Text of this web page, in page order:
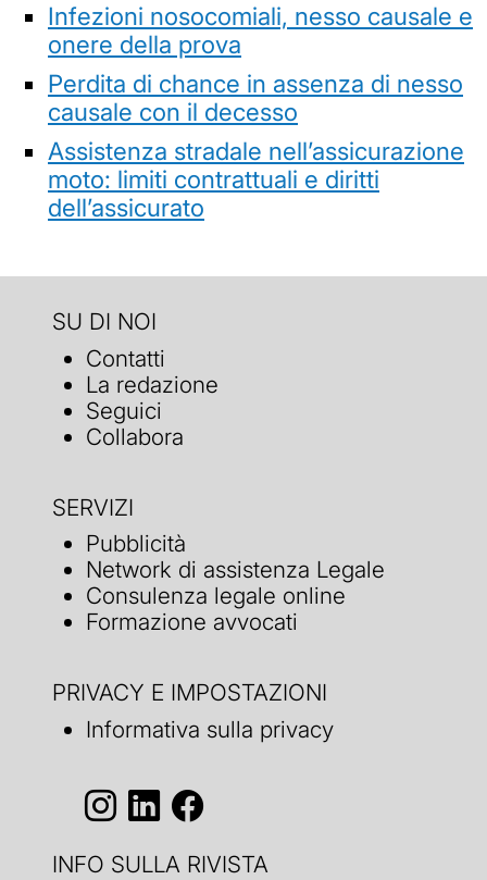
Infezioni nosocomiali, nesso causale e
onere della prova
Perdita di chance in assenza di nesso
causale con il decesso
Assistenza stradale nell’assicurazione
moto: limiti contrattuali e diritti
dell’assicurato
SU DI NOI
Contatti
La redazione
Seguici
Collabora
SERVIZI
Pubblicità
Network di assistenza Legale
Consulenza legale online
Formazione avvocati
PRIVACY E IMPOSTAZIONI
Informativa sulla privacy
INFO SULLA RIVISTA